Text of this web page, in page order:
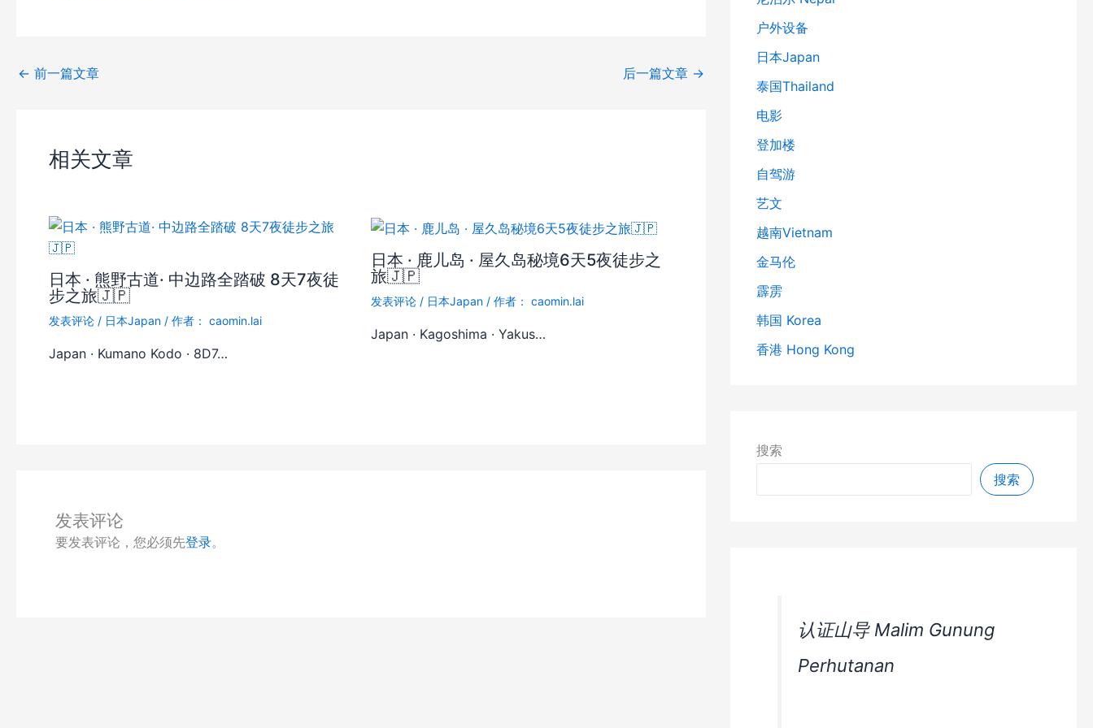
e
b
k
← 前一篇文章 后一篇文章 →
相关文章
日本 · 熊野古道· 中边路全踏破 8天7夜徒
步之旅🇯🇵
发表评论 / 日本Japan / 作者： caomin.lai
Japan · Kumano Kodo · 8D7…
日本 · 鹿儿岛 · 屋久岛秘境6天5夜徒步之
旅🇯🇵
发表评论 / 日本Japan / 作者： caomin.lai
Japan · Kagoshima · Yakus…
发表评论
要发表评论，您必须先登录。
户外设备
日本Japan
泰国Thailand
电影
登加楼
自驾游
艺文
越南Vietnam
金马伦
霹雳
韩国 Korea
香港 Hong Kong
搜索
搜索
认证山导 Malim Gunung
Perhutanan